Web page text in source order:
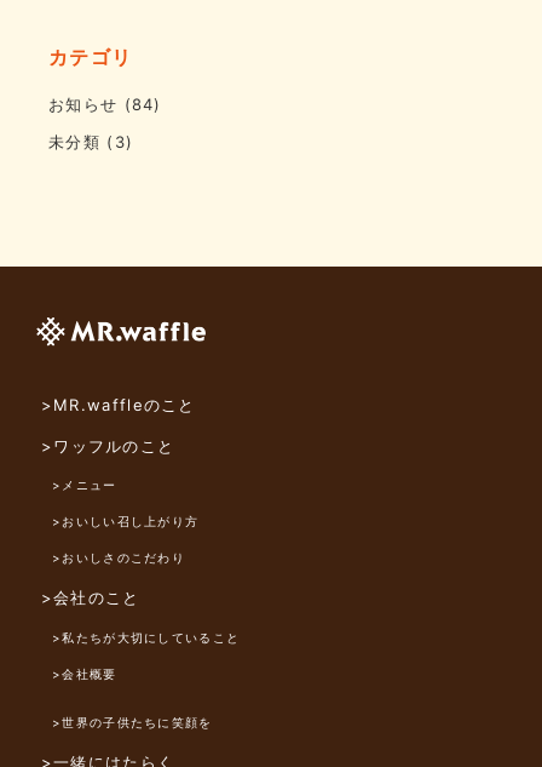
カテゴリ
お知らせ (84)
未分類 (3)
>MR.waffleのこと
>ワッフルのこと
>メニュー
>おいしい召し上がり方
>おいしさのこだわり
>会社のこと
>私たちが大切にしていること
>会社概要
>世界の子供たちに笑顔を
>一緒にはたらく